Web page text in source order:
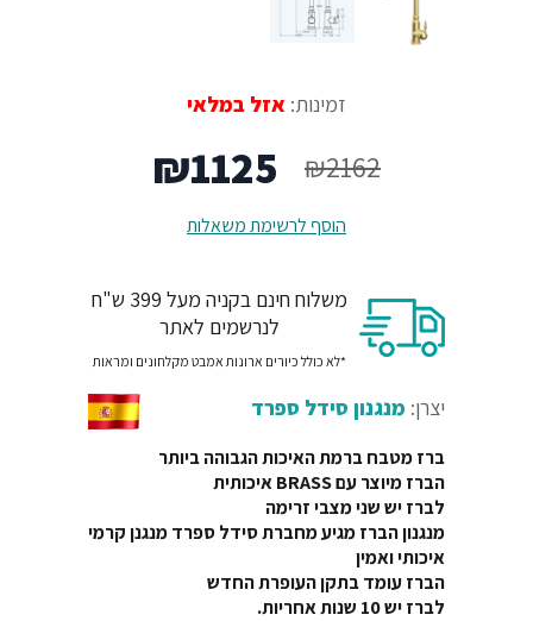
זמינות: אזל במלאי
₪2162
המחיר
המקורי
₪2162.
₪1125
הוסף לרשימת משאלות
משלוח חינם בקניה מעל 399 ש"ח
לנרשמים לאתר
*לא כולל כיורים ארונות אמבט מקלחונים ומראות
יצרן: מנגנון סידל ספרד
ברז מטבחברמת האיכות הגבוהה ביותר
הברז מיוצר עם BRASS איכותית
לברז יש שני מצבי זרימה
מנגנון הברז מגיע מחברת סידל ספרד מנגנן קרמי
איכותי ואמין
הברז עומד בתקן העופרת החדש
לברז יש 10 שנות אחריות.